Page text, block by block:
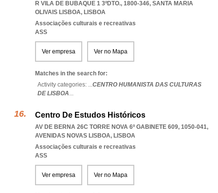
R VILA DE BUBAQUE 1 3ºDTO., 1800-346, SANTA MARIA
OLIVAIS LISBOA, LISBOA
Associações culturais e recreativas
ASS
Ver empresa Ver no Mapa
Matches in the search for:
Activity categories: ...CENTRO HUMANISTA DAS CULTURAS
DE LISBOA...
Centro De Estudos Históricos
AV DE BERNA 26C TORRE NOVA 6º GABINETE 609, 1050-041,
AVENIDAS NOVAS LISBOA, LISBOA
Associações culturais e recreativas
ASS
Ver empresa Ver no Mapa